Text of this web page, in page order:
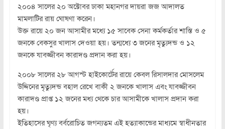
২০০৪ সালের ২০ অক্টোবর ঢাকা মহানগর দায়রা জজ আদালত
মামলাটির রায় ঘোষণা করেন।
উক্ত রায়ে ২০ জন আসামীর মধ্যে ১৫ সাবেক সেনা কর্মকর্তার শাস্তি ও ৫
জনকে বেকসুর খালাস দেওয়া হয়। তন্মধ্যে ৩ জনের মৃত্যুদন্ড ও ১২
জনকে যাবজ্জীবন কারাদণ্ড প্রদান করা হয়।
২০০৮ সালের ২৮ আগস্ট হাইকোর্টের রায়ে কেবল রিসালদার মোসলেম
উদ্দিনের মৃত্যুদন্ড বহাল রেখে বাকী ২ জনকে খালাস এবং যাবজ্জীবন
কারাদণ্ড প্রাপ্ত ১২ জনের মধ্য থেকে চার আসামীকে খালাস প্রদান করা
হয়।
ইতিহাসের ঘৃণ্য বর্বরোচিত জগন্যতম এই হত্যাকান্ডের মাধ্যমে স্বাধীনতার